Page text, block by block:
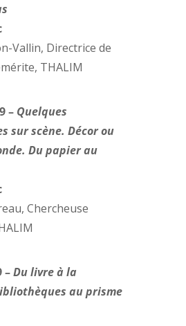
Vallin, Directrice de
THALIM
– Quelques
sur scène. Décor ou
Du papier au
Chercheuse
–Du livre à la
au prisme